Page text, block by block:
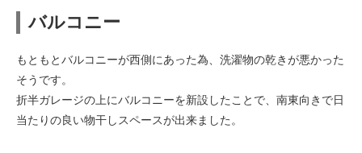
バルコニー
もともとバルコニーが西側にあった為、洗濯物の乾きが悪かった
そうです。
折半ガレージの上にバルコニーを新設したことで、南東向きで日
当たりの良い物干しスペースが出来ました。